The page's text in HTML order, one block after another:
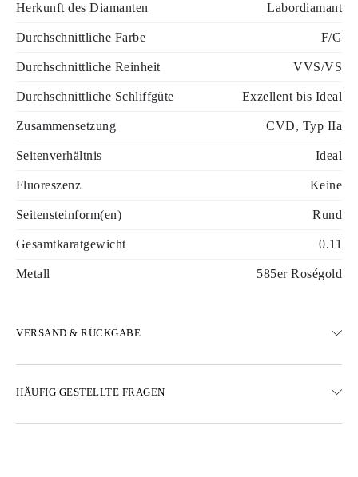
Herkunft des Diamanten Labordiamant
Durchschnittliche Farbe F/G
Durchschnittliche Reinheit VVS/VS
Durchschnittliche Schliffgüte Exzellent bis Ideal
Zusammensetzung CVD, Typ IIa
Seitenverhältnis Ideal
Fluoreszenz Keine
Seitensteinform(en) Rund
Gesamtkaratgewicht 0.11
Metall 585er Roségold
VERSAND & RÜCKGABE
Expressversand-Optionen sind ebenfalls verfügbar
HÄUFIG GESTELLTE FRAGEN